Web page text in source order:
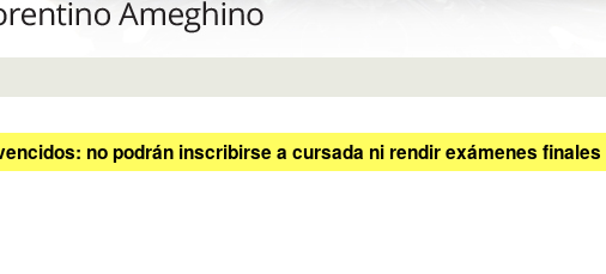
no podrán inscribirse a cursada ni rendir exámenes finales